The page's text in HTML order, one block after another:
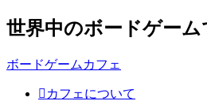
世界中のボードゲー
ボードゲームカフェ
カフェについて